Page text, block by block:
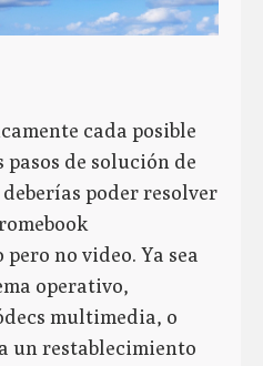
cada posible
de solución de
poder resolver
no video. Ya sea
operativo,
multimedia, o
un restablecimiento